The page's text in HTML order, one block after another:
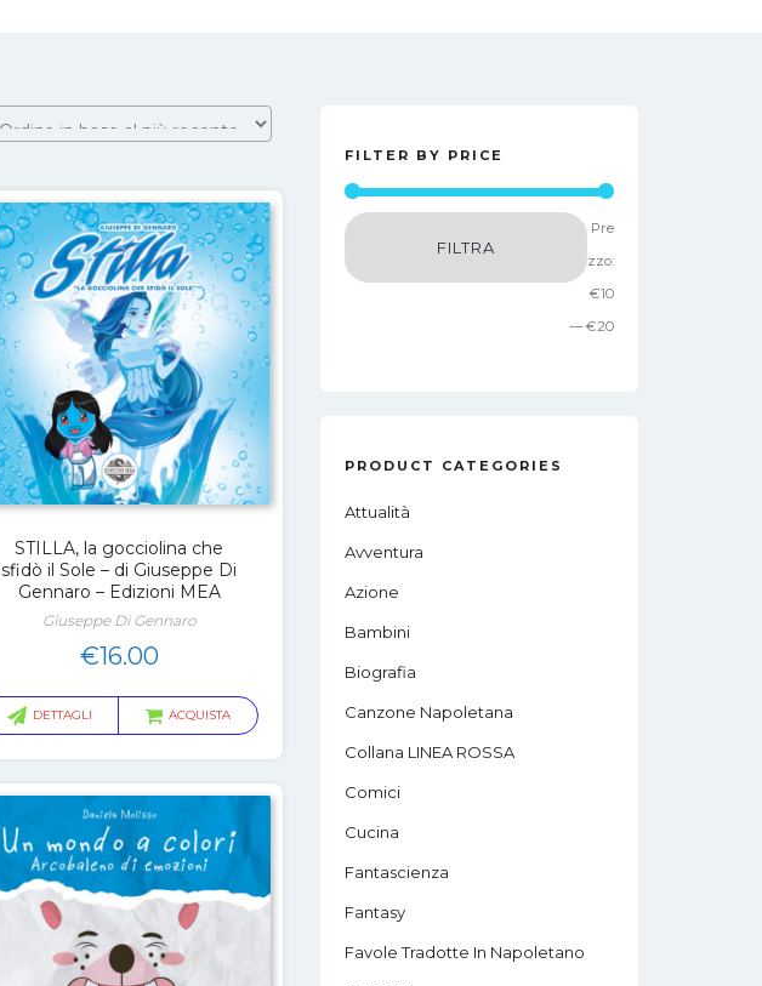
STILLA, la gocciolina che
sfidò il Sole – di Giuseppe Di
Gennaro – Edizioni MEA
Giuseppe Di Gennaro
€16.00
DETTAGLI ACQUISTA
FILTER BY PRICE
Prezzo
Min
Prezzo
Max
FILTRA
Pre
zzo:
€10
—€20
PRODUCT CATEGORIES
Attualità
Avventura
Azione
Bambini
Biografia
Canzone Napoletana
Collana LINEA ROSSA
Comici
Cucina
Fantascienza
Fantasy
Favole Tradotte In Napoletano